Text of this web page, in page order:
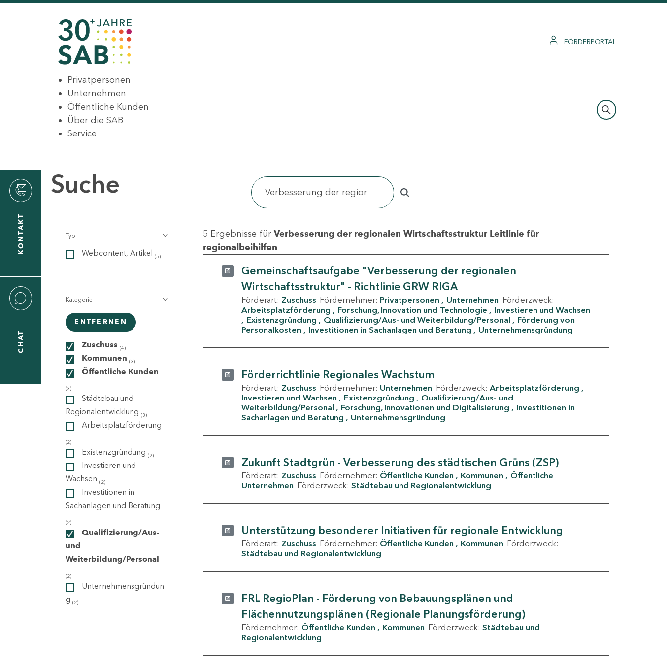
FÖRDERPORTAL
Privatpersonen
Unternehmen
Öffentliche Kunden
Über die SAB
Service
KONTAKT
CHAT
Suche
Typ
Webcontent, Artikel (5)
Kategorie
ENTFERNEN
Zuschuss (4)
Kommunen (3)
Öffentliche Kunden
(3)
Städtebau und
Regionalentwicklung (3)
Arbeitsplatzförderung
(2)
Existenzgründung (2)
Investieren und
Wachsen (2)
Investitionen in
Sachanlagen und Beratung
(2)
Qualifizierung/Aus-
und
Weiterbildung/Personal
(2)
Unternehmensgründun
g (2)
5 Ergebnisse für Verbesserung der regionalen Wirtschaftsstruktur Leitlinie für
regionalbeihilfen
Gemeinschaftsaufgabe "Verbesserung der regionalen
Wirtschaftsstruktur" - Richtlinie GRW RIGA
Förderart: Zuschuss Fördernehmer: Privatpersonen Unternehmen Förderzweck:
Arbeitsplatzförderung
Forschung, Innovation und Technologie
Investieren und Wachsen
Existenzgründung
Qualifizierung/Aus- und Weiterbildung/Personal
Förderung von
Personalkosten
Investitionen in Sachanlagen und Beratung Unternehmensgründung
Förderrichtlinie Regionales Wachstum
Förderart: Zuschuss Fördernehmer: Unternehmen Förderzweck: Arbeitsplatzförderung
Investieren und Wachsen
Existenzgründung
Qualifizierung/Aus- und
Weiterbildung/Personal
Forschung, Innovationen und Digitalisierung
Investitionen in
Sachanlagen und Beratung
Unternehmensgründung
Zukunft Stadtgrün - Verbesserung des städtischen Grüns (ZSP)
Förderart: Zuschuss Fördernehmer: Öffentliche Kunden Kommunen
Öffentliche
Unternehmen Förderzweck: Städtebau und Regionalentwicklung
Unterstützung besonderer Initiativen für regionale Entwicklung
Förderart: Zuschuss Fördernehmer: Öffentliche Kunden Kommunen Förderzweck:
Städtebau und Regionalentwicklung
FRL RegioPlan - Förderung von Bebauungsplänen und
Flächennutzungsplänen (Regionale Planungsförderung)
Fördernehmer: Öffentliche Kunden Kommunen Förderzweck: Städtebau und
Regionalentwicklung